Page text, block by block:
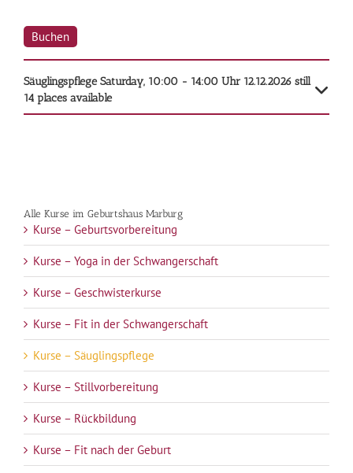
Buchen
Säuglingspflege Saturday, 10:00 - 14:00 Uhr 12.12.2026 still
14 places available
Alle Kurse im Geburtshaus Marburg
Kurse – Geburtsvorbereitung
Kurse – Yoga in der Schwangerschaft
Kurse – Geschwisterkurse
Kurse – Fit in der Schwangerschaft
Kurse – Säuglingspflege
Kurse – Stillvorbereitung
Kurse – Rückbildung
Kurse – Fit nach der Geburt